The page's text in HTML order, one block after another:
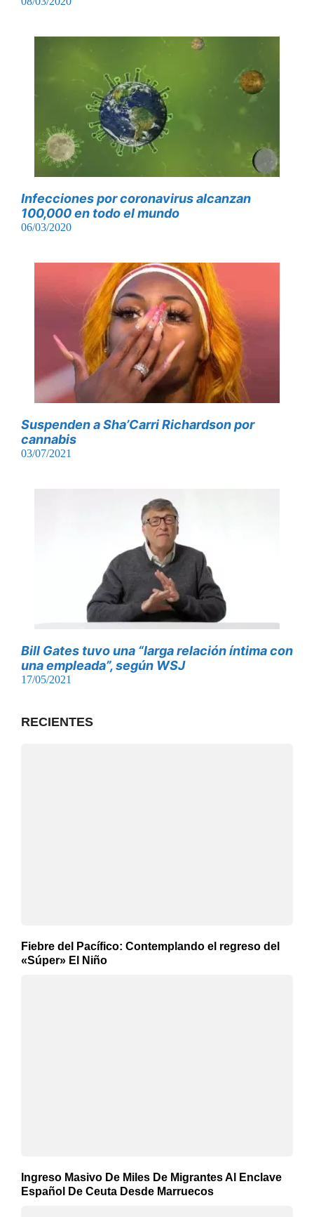
Infecciones por coronavirus alcanzan
100,000 en todo el mundo
06/03/2020
Suspenden a Sha’Carri Richardson por
cannabis
03/07/2021
Bill Gates tuvo una “larga relación íntima con
una empleada”, según WSJ
17/05/2021
RECIENTES
Fiebre del Pacífico: Contemplando el regreso del
«Súper» El Niño
Ingreso Masivo De Miles De Migrantes Al Enclave
Español De Ceuta Desde Marruecos